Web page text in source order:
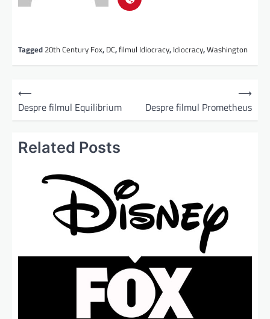
Tagged 20th Century Fox, DC,filmul Idiocracy, Idiocracy,Washington
⟵
Despre filmul Equilibrium
Despre filmul Prometheus
⟶
Related Posts